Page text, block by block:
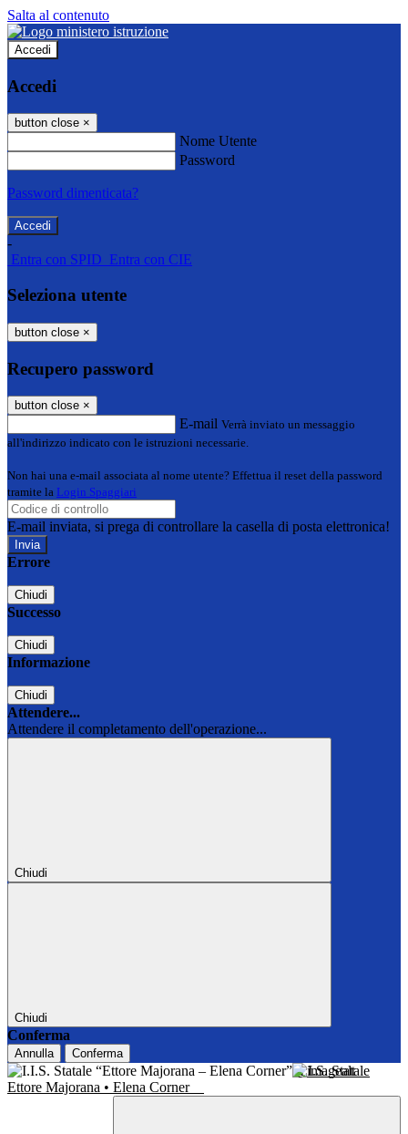
Salta al contenuto
Accedi
Accedi
button close ×
Nome Utente
Password
Password dimenticata?
-
Entra con SPID Entra con CIE
Seleziona utente
button close ×
Recupero password
button close ×
E-mail Verrà inviato un messaggio
all'indirizzo indicato con le istruzioni necessarie.
Non hai una e-mail associata al nome utente? Effettua il reset della password
tramite la Login Spaggiari
E-mail inviata, si prega di controllare la casella di posta elettronica!
Errore
Chiudi
Successo
Chiudi
Informazione
Chiudi
Attendere...
Attendere il completamento dell'operazione...
Chiudi
Chiudi
Conferma
Annulla Conferma
I.I.S. Statale
Ettore Majorana • Elena Corner